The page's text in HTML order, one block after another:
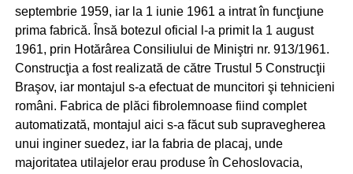
septembrie 1959, iar la 1 iunie 1961 a intrat în funcţiune
prima fabrică. Însă botezul oficial l-a primit la 1 august
1961, prin Hotărârea Consiliului de Miniştri nr. 913/1961.
Construcţia a fost realizată de către Trustul 5 Construcţii
Braşov, iar montajul s-a efectuat de muncitori şi tehnicieni
români. Fabrica de plăci fibrolemnoase fiind complet
automatizată, montajul aici s-a făcut sub supravegherea
unui inginer suedez, iar la fabria de placaj, unde
majoritatea utilajelor erau produse în Cehoslovacia,